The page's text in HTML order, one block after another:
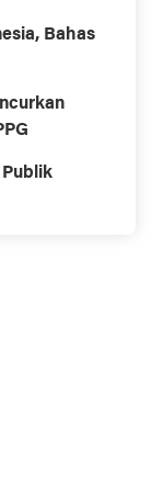
Bahas
Publik